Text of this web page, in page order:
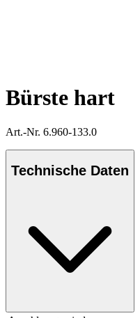
Bürste hart
Art.-Nr. 6.960-133.0
Technische Daten